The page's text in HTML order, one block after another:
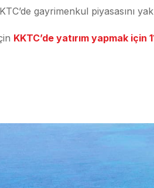
gayrimenkul piyasasını
KKTC’de yatırım yapmak için